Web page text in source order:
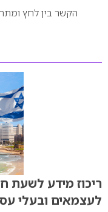
הקשר בין לחץ
ריכוז מידע לשעת
לעצמאים ובעלי